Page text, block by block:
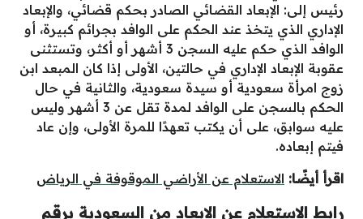
رئيس إلى: الإبعاد القضائي الصادر بحكم قضائي، والإبعاد
الإداري الذي يتخذ عند الحكم على الوافد بجرائم كبيرة، أو
الوافد الذي حكم عليه السجن 3 أشهر أو أكثر، وتستثنى
عقوبة الإبعاد الإداري في حالتين، الأولى إذا كان المبعد ابن
زوج امرأة سعودية أو سيدة سعودية، والثانية في حال
الحكم بالسجن على الوافد لمدة تقل عن 3 أشهر وليس
عليه سوابق، على أن يكتب تعهدًا للمرة الأولى، وإن عاد
فيتم إبعاده.
اقرأ أيضًا: الاستعلام عن الأراضي الموقوفة في الرياض
رابط الاستعلام عن الابعاد من السعودية برقم